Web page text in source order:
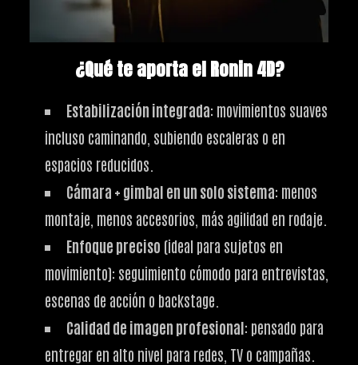
¿Qué te aporta el Ronin 4D?
Estabilización integrada: movimientos suaves
incluso caminando, subiendo escaleras o en
espacios reducidos.
Cámara + gimbal en un solo sistema: menos
montaje, menos accesorios, más agilidad en rodaje.
Enfoque preciso (ideal para sujetos en
movimiento): seguimiento cómodo para entrevistas,
escenas de acción o backstage.
Calidad de imagen profesional: pensado para
entregar en alto nivel para redes, TV o campañas.